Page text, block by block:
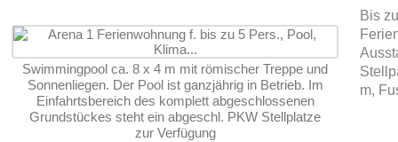
Swimmingpool ca. 8 x 4 m mit römischer Treppe und
Sonnenliegen. Der Pool ist ganzjährig in Betrieb. Im
Einfahrtsbereich des komplett abgeschlossenen
Grundstückes steht ein abgeschl. PKW Stellplatze
zur Verfügung
Bis
m,